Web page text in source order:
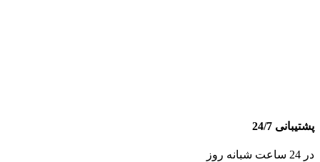
پشتیبانی 24/7
در 24 ساعت شبانه روز